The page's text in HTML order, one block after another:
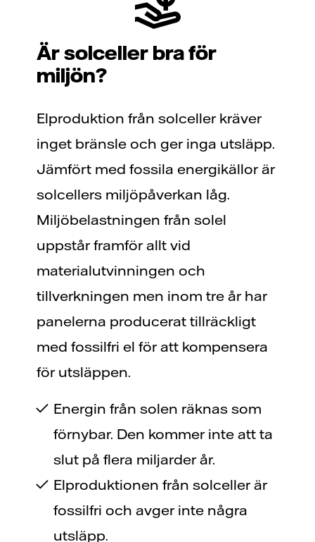
Är solceller bra för
miljön?
Elproduktion från solceller kräver
inget bränsle och ger inga utsläpp.
Jämfört med fossila energikällor är
solcellers miljöpåverkan låg.
Miljöbelastningen från solel
uppstår framför allt vid
materialutvinningen och
tillverkningen men inom tre år har
panelerna producerat tillräckligt
med fossilfri el för att kompensera
för utsläppen.
Energin från solen räknas som
förnybar. Den kommer inte att ta
slut på flera miljarder år.
Elproduktionen från solceller är
fossilfri och avger inte några
utsläpp.